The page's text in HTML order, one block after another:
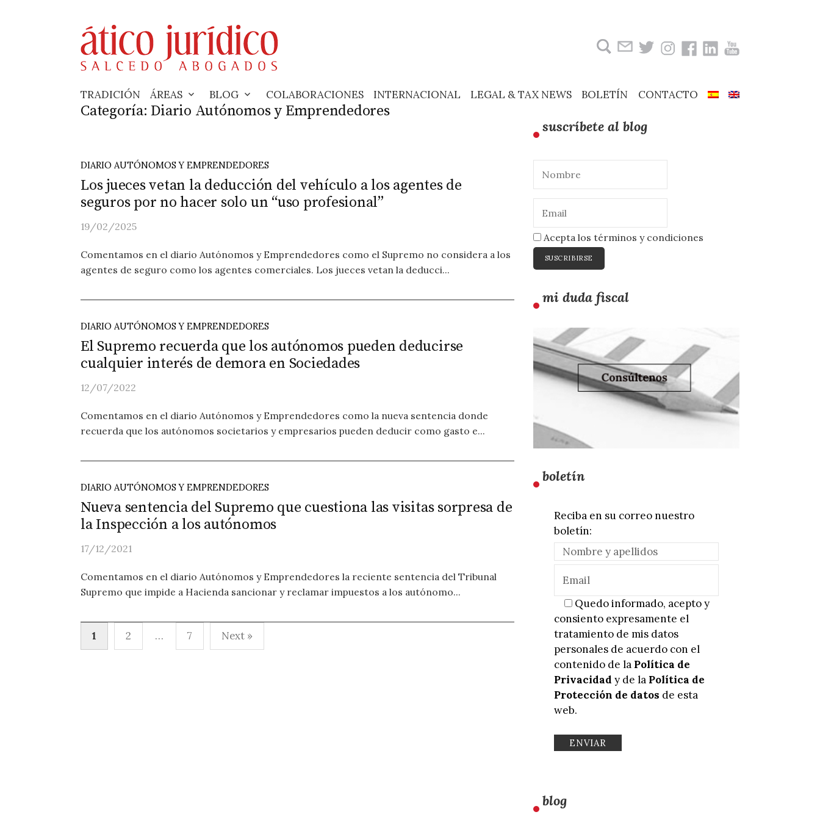
TRADICIÓN ÁREAS BLOG COLABORACIONES INTERNACIONAL LEGAL & TAX NEWS BOLETÍN CONTACTO
Categoría: Diario Autónomos y Emprendedores
DIARIO AUTÓNOMOS Y EMPRENDEDORES
Los jueces vetan la deducción del vehículo a los agentes de
seguros por no hacer solo un “uso profesional”
19/02/2025
Comentamos en el diario Autónomos y Emprendedores como el Supremo no considera a los
agentes de seguro como los agentes comerciales. Los jueces vetan la deducci...
DIARIO AUTÓNOMOS Y EMPRENDEDORES
El Supremo recuerda que los autónomos pueden deducirse
cualquier interés de demora en Sociedades
12/07/2022
Comentamos en el diario Autónomos y Emprendedores como la nueva sentencia donde
recuerda que los autónomos societarios y empresarios pueden deducir como gasto e...
DIARIO AUTÓNOMOS Y EMPRENDEDORES
Nueva sentencia del Supremo que cuestiona las visitas sorpresa de
la Inspección a los autónomos
17/12/2021
Comentamos en el diario Autónomos y Emprendedores la reciente sentencia del Tribunal
Supremo que impide a Hacienda sancionar y reclamar impuestos a los autónomo...
Paginación
1 2 … 7 Next »
suscríbete al blog
Acepta los términos y condiciones
mi duda fiscal
boletín
Reciba en su correo nuestro
boletín:
Quedo informado, acepto y
consiento expresamente el
tratamiento de mis datos
personales de acuerdo con el
contenido de la Política de
Privacidad y de la Política de
Protección de datos de esta
web.
blog